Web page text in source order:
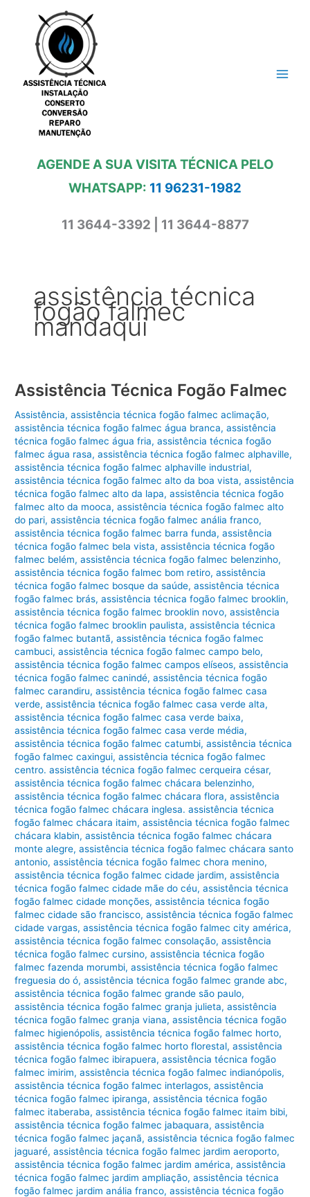
conteúdo
AGENDE A SUA VISITA TÉCNICA PELO
WHATSAPP: 11 96231-1982
11 3644-3392 | 11 3644-8877
assistência técnica
fogão falmec
mandaqui
Assistência Técnica Fogão Falmec
Assistência,assistência técnica fogão falmec aclimação,
assistência técnica fogão falmec água branca,assistência
técnica fogão falmec água fria,assistência técnica fogão
falmec água rasa,assistência técnica fogão falmec alphaville,
assistência técnica fogão falmec alphaville industrial,
assistência técnica fogão falmec alto da boa vista,assistência
técnica fogão falmec alto da lapa,assistência técnica fogão
falmec alto da mooca,assistência técnica fogão falmec alto
do pari,assistência técnica fogão falmec anália franco,
assistência técnica fogão falmec barra funda,assistência
técnica fogão falmec bela vista,assistência técnica fogão
falmec belém,assistência técnica fogão falmec belenzinho,
assistência técnica fogão falmec bom retiro,assistência
técnica fogão falmec bosque da saúde,assistência técnica
fogão falmec brás,assistência técnica fogão falmec brooklin,
assistência técnica fogão falmec brooklin novo,assistência
técnica fogão falmec brooklin paulista,assistência técnica
fogão falmec butantã,assistência técnica fogão falmec
cambuci,assistência técnica fogão falmec campo belo,
assistência técnica fogão falmec campos elíseos,assistência
técnica fogão falmec canindé,assistência técnica fogão
falmec carandiru,assistência técnica fogão falmec casa
verde,assistência técnica fogão falmec casa verde alta,
assistência técnica fogão falmec casa verde baixa,
assistência técnica fogão falmec casa verde média,
assistência técnica fogão falmec catumbi,assistência técnica
fogão falmec caxingui,assistência técnica fogão falmec
centro. assistência técnica fogão falmec cerqueira césar,
assistência técnica fogão falmec chácara belenzinho,
assistência técnica fogão falmec chácara flora,assistência
técnica fogão falmec chácara inglesa. assistência técnica
fogão falmec chácara itaim,assistência técnica fogão falmec
chácara klabin,assistência técnica fogão falmec chácara
monte alegre,assistência técnica fogão falmec chácara santo
antonio,assistência técnica fogão falmec chora menino,
assistência técnica fogão falmec cidade jardim,assistência
técnica fogão falmec cidade mãe do céu,assistência técnica
fogão falmec cidade monções,assistência técnica fogão
falmec cidade são francisco,assistência técnica fogão falmec
cidade vargas,assistência técnica fogão falmec city américa,
assistência técnica fogão falmec consolação,assistência
técnica fogão falmec cursino,assistência técnica fogão
falmec fazenda morumbi,assistência técnica fogão falmec
freguesia do ó,assistência técnica fogão falmec grande abc,
assistência técnica fogão falmec grande são paulo,
assistência técnica fogão falmec granja julieta,assistência
técnica fogão falmec granja viana,assistência técnica fogão
falmec higienópolis,assistência técnica fogão falmec horto,
assistência técnica fogão falmec horto florestal,assistência
técnica fogão falmec ibirapuera,assistência técnica fogão
falmec imirim,assistência técnica fogão falmec indianópolis,
assistência técnica fogão falmec interlagos,assistência
técnica fogão falmec ipiranga,assistência técnica fogão
falmec itaberaba,assistência técnica fogão falmec itaim bibi,
assistência técnica fogão falmec jabaquara,assistência
técnica fogão falmec jaçanã,assistência técnica fogão falmec
jaguaré,assistência técnica fogão falmec jardim aeroporto,
assistência técnica fogão falmec jardim américa,assistência
técnica fogão falmec jardim ampliação,assistência técnica
fogão falmec jardim anália franco,assistência técnica fogão